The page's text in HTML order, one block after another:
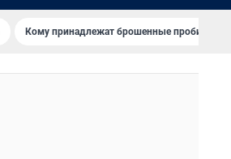
Кому принадлежат брошенные пробирки?